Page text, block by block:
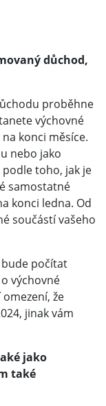
důchod,
proběhne
výchovné
konci měsíce.
nebo jako
toho, jak je
samostatné
konci ledna. Od
součástí vašeho
počítat
výchovné
že
jinak vám
jako
také